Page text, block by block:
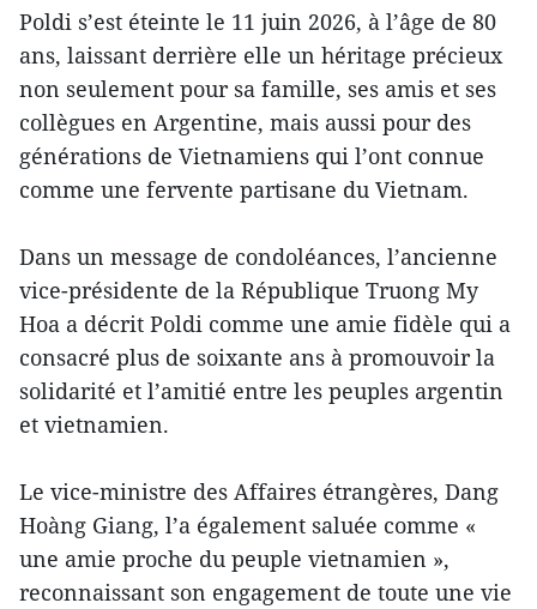
Poldi s’est éteinte le 11 juin 2026, à l’âge de 80
ans, laissant derrière elle un héritage précieux
non seulement pour sa famille, ses amis et ses
collègues en Argentine, mais aussi pour des
générations de Vietnamiens qui l’ont connue
comme une fervente partisane du Vietnam.
Dans un message de condoléances, l’ancienne
vice-présidente de la République Truong My
Hoa a décrit Poldi comme une amie fidèle qui a
consacré plus de soixante ans à promouvoir la
solidarité et l’amitié entre les peuples argentin
et vietnamien.
Le vice-ministre des Affaires étrangères, Dang
Hoàng Giang, l’a également saluée comme «
une amie proche du peuple vietnamien »,
reconnaissant son engagement de toute une vie